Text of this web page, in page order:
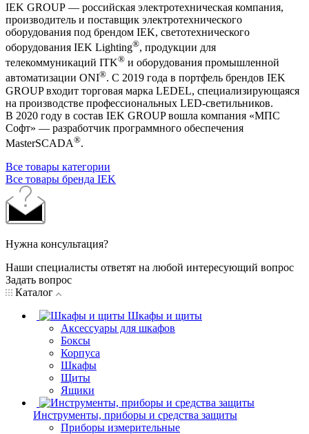
IEK GROUP — российская электротехническая компания,
производитель и поставщик электротехнического
оборудования под брендом IEK, светотехнического
оборудования IEK Lighting®, продукции для
телекоммуникаций ITK® и оборудования промышленной
автоматизации ONI®. С 2019 года в портфель брендов IEK
GROUP входит торговая марка LEDEL, специализирующаяся
на производстве профессиональных LED-светильников.
В 2020 году в состав IEK GROUP вошла компания «МПС
Софт» — разработчик программного обеспечения
MasterSCADA®.
Все товары категории
Все товары бренда IEK
Нужна консультация?
Наши специалисты ответят на любой интересующий вопрос
Задать вопрос
Каталог
Шкафы и щиты
Аксессуары для шкафов
Боксы
Корпуса
Шкафы
Щиты
Ящики
Инструменты, приборы и средства защиты
Приборы измерительные